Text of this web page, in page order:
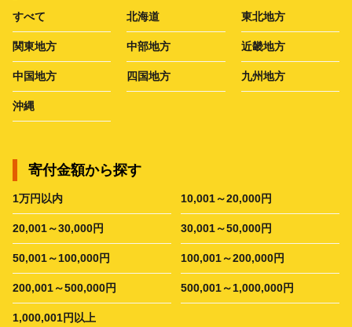
すべて 北海道 東北地方
関東地方 中部地方 近畿地方
中国地方 四国地方 九州地方
沖縄
寄付金額から探す
1万円以内 10,001～20,000円
20,001～30,000円 30,001～50,000円
50,001～100,000円 100,001～200,000円
200,001～500,000円 500,001～1,000,000円
1,000,001円以上